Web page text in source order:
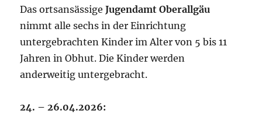
Das ortsansässigeJugendamt Oberallgäu
nimmt alle sechs in der Einrichtung
untergebrachten Kinder im Alter von 5 bis 11
Jahren in Obhut. Die Kinder werden
anderweitig untergebracht.
24. – 26.04.2026: